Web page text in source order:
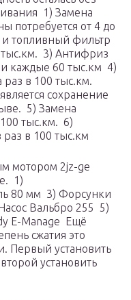
1) Замена
потребуется от 4 до
топливный фильтр
тыс.км. 3) Антифриз
каждые 60 тыс.км 4)
в 100 тыс.км.
сохранение
5) Замена
тыс.км. 6)
раз в 100 тыс.км
мотором 2jz-ge
1)
80 мм 3) Форсунки
Вальбро 255 5)
E-Manage Ещё
сжатия это
Первый установить
установить